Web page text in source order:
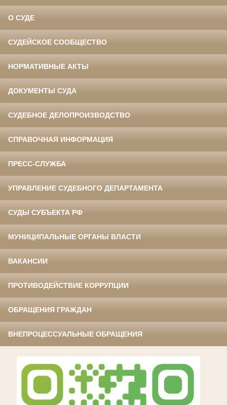
О СУДЕ
СУДЕЙСКОЕ СООБЩЕСТВО
НОРМАТИВНЫЕ АКТЫ
ДОКУМЕНТЫ СУДА
СУДЕБНОЕ ДЕЛОПРОИЗВОДСТВО
СПРАВОЧНАЯ ИНФОРМАЦИЯ
ПРЕСС-СЛУЖБА
УПРАВЛЕНИЕ СУДЕБНОГО ДЕПАРТАМЕНТА
СУДЫ СУБЪЕКТА РФ
МУНИЦИПАЛЬНЫЕ ОРГАНЫ ВЛАСТИ
ВАКАНСИИ
ПРОТИВОДЕЙСТВИЕ КОРРУПЦИИ
ОБРАЩЕНИЯ ГРАЖДАН
ВНЕПРОЦЕССУАЛЬНЫЕ ОБРАЩЕНИЯ